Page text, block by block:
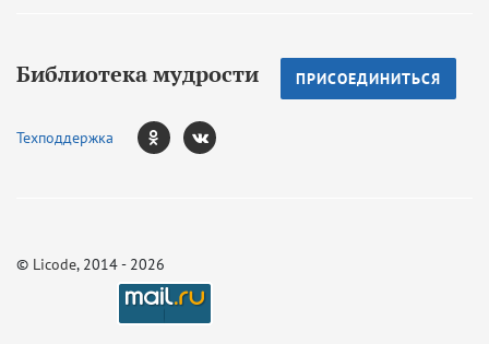
Библиотека мудрости ПРИСОЕДИНИТЬСЯ
Техподдержка
© Licode, 2014 - 2026